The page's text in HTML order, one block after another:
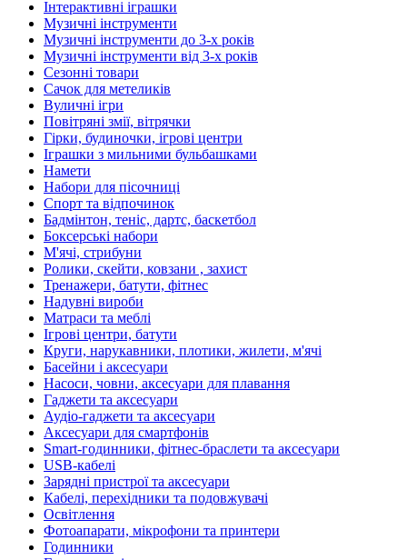
Інтерактивні іграшки
Музичні інструменти
Музичні інструменти до 3-х років
Музичні інструменти від 3-х років
Сезонні товари
Сачок для метеликів
Вуличні ігри
Повітряні змії, вітрячки
Гірки, будиночки, ігрові центри
Іграшки з мильними бульбашками
Намети
Набори для пісочниці
Спорт та відпочинок
Бадмінтон, теніс, дартс, баскетбол
Боксерські набори
М'ячі, стрибуни
Ролики, скейти, ковзани , захист
Тренажери, батути, фітнес
Надувні вироби
Матраси та меблі
Ігрові центри, батути
Круги, нарукавники, плотики, жилети, м'ячі
Басейни і аксесуари
Насоси, човни, аксесуари для плавання
Гаджети та аксесуари
Аудіо-гаджети та аксесуари
Аксесуари для смартфонів
Smart-годинники, фітнес-браслети та аксесуари
USB-кабелі
Зарядні пристрої та аксесуари
Кабелі, перехідники та подовжувачі
Освітлення
Фотоапарати, мікрофони та принтери
Годинники